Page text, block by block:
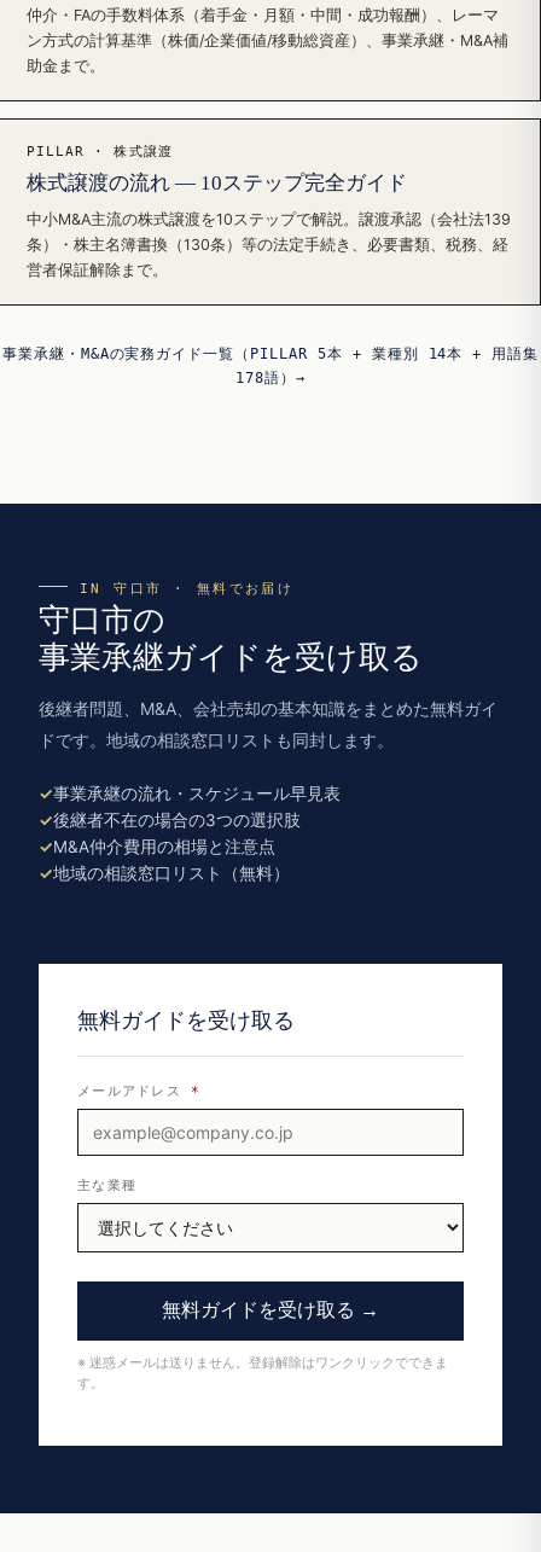
仲介・FAの手数料体系（着手金・月額・中間・成功報酬）、レーマ
ン方式の計算基準（株価/企業価値/移動総資産）、事業承継・M&A補
助金まで。
PILLAR · 株式譲渡
株式譲渡の流れ — 10ステップ完全ガイド
中小M&A主流の株式譲渡を10ステップで解説。譲渡承認（会社法139
条）・株主名簿書換（130条）等の法定手続き、必要書類、税務、経
営者保証解除まで。
事業承継・M&Aの実務ガイド一覧（PILLAR 5本 + 業種別 14本 + 用語集
178語）→
IN 守口市 · 無料でお届け
守口市の
事業承継ガイドを受け取る
後継者問題、M&A、会社売却の基本知識をまとめた無料ガイ
ドです。地域の相談窓口リストも同封します。
事業承継の流れ・スケジュール早見表
後継者不在の場合の3つの選択肢
M&A仲介費用の相場と注意点
地域の相談窓口リスト（無料）
無料ガイドを受け取る
メールアドレス *
主な業種
無料ガイドを受け取る →
※ 迷惑メールは送りません。登録解除はワンクリックでできま
す。